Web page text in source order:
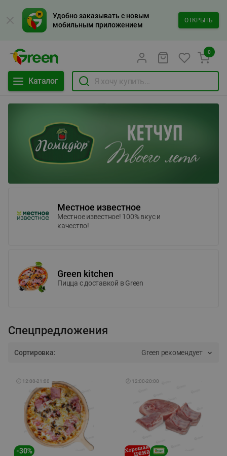
Удобно заказывать с новым
мобильным приложением
ОТКРЫТЬ
Каталог
0
Местное известное
Местное известное! 100% вкус и
качество!
Green kitchen
Пицца c доставкой в Green
Спецпредложения
Сортировка: Green рекомендует
🕘 12:00-21:00
-30%
🕘 12:00-20:00